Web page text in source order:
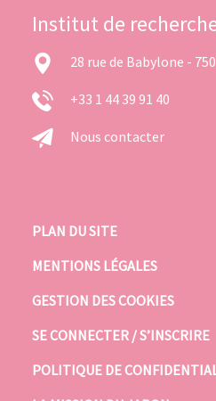
Institut de
28 rue de Babylone -
+33 1 44 39 91 40
Nous contacter
PLAN DU SITE
MENTIONS LÉGALES
GESTION DES COOKIES
SE CONNECTER / S’INSCRIRE
POLITIQUE DE